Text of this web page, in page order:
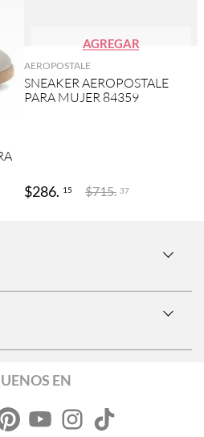
AGREGAR
AEROPOSTALE
SNEAKER AEROPOSTALE
PARA MUJER 84359
$286. 15 $715. 37
EN